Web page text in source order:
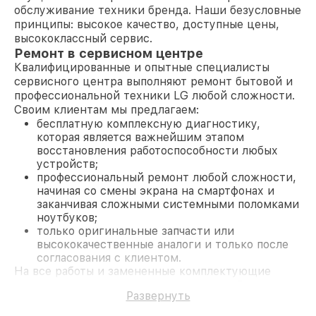
обслуживание техники бренда. Наши безусловные
принципы: высокое качество, доступные цены,
высококлассный сервис.
Ремонт в сервисном центре
Квалифицированные и опытные специалисты
сервисного центра выполняют ремонт бытовой и
профессиональной техники LG любой сложности.
Своим клиентам мы предлагаем:
бесплатную комплексную диагностику,
которая является важнейшим этапом
восстановления работоспособности любых
устройств;
профессиональный ремонт любой сложности,
начиная со смены экрана на смартфонах и
заканчивая сложными системными поломками
ноутбуков;
только оригинальные запчасти или
высококачественные аналоги и только после
согласования с клиентом.
На все работы и замененные комплектующие
поломки по условиям гарантии, мы бесплатно
Развернуть